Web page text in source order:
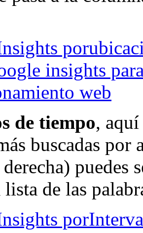
de tiempo, aquí
buscadas
puedes
de las